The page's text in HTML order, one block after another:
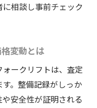
相談し事前チェック
変動とは
ークリフトは、査定
。整備記録がしっか
安全性が証明される